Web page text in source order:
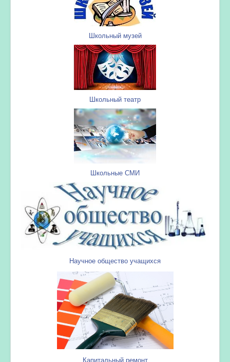
Школьный музей
Школьный театр
Школьные СМИ
Научное общество учащихся
Капитальный ремонт